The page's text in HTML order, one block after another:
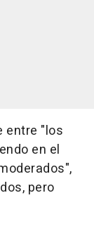
entre "los
en el
pero